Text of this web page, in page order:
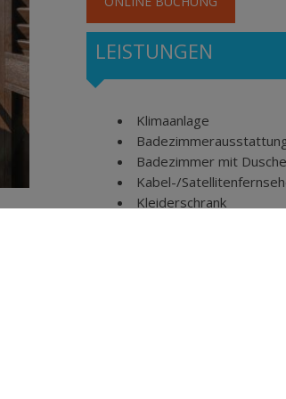
LEISTUNGEN
Klimaanlage
Badezimmer mit Dusche
Kabel-/
Kleiderschrank